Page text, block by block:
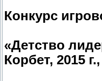
Конкурс
«Детство
Корбет, 2015